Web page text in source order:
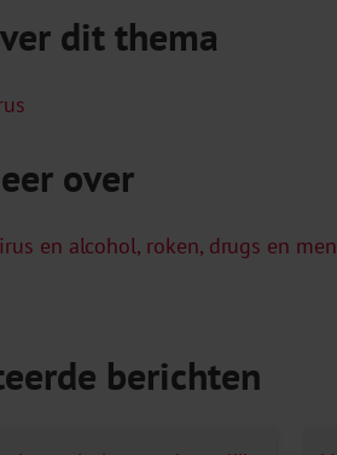
dit thema
over
en alcohol, roken, drugs en
berichten